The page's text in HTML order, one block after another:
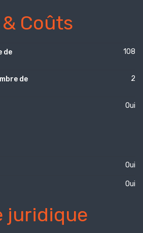
Coûts
de
108
de
2
Oui
Oui
Oui
juridique